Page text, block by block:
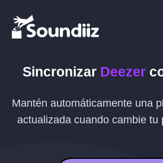
Sincronizar Deezer
Mantén automáticamente una
actualizada cuando cambie tu